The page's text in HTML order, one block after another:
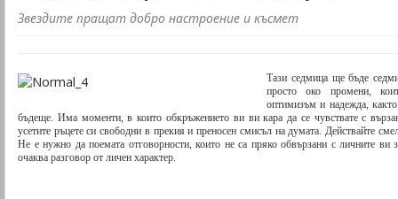
Звездите пращат добро настроение и късмет
Тази седмица ще бъде
просто око промени,
оптимизъм и надежда,
бъдеще. Има моменти, в които обкръжението ви ви кара да се чувствате с
усетите ръцете си свободни в прекия и преносен смисъл на думата. Действайте
Не е нужно да поемата отговорности, които не са пряко обвързани с личните ви
очаква разговор от личен характер.